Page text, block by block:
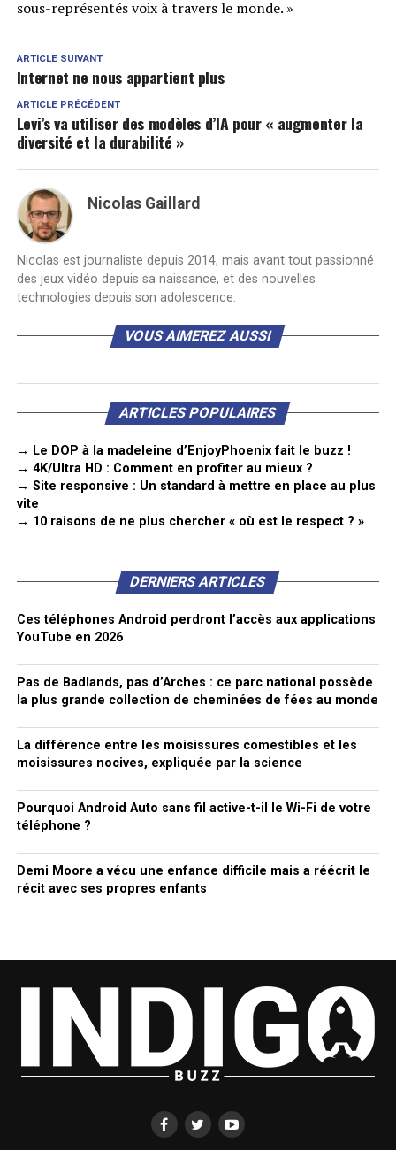
sous-représentés voix à travers le monde. »
ARTICLE SUIVANT
Internet ne nous appartient plus
ARTICLE PRÉCÉDENT
Levi’s va utiliser des modèles d’IA pour « augmenter la
diversité et la durabilité »
Nicolas Gaillard
Nicolas est journaliste depuis 2014, mais avant tout passionné
des jeux vidéo depuis sa naissance, et des nouvelles
technologies depuis son adolescence.
VOUS AIMEREZ AUSSI
ARTICLES POPULAIRES
→ Le DOP à la madeleine d’EnjoyPhoenix fait le buzz !
→ 4K/Ultra HD : Comment en profiter au mieux ?
→ Site responsive : Un standard à mettre en place au plus
vite
→ 10 raisons de ne plus chercher « où est le respect ? »
DERNIERS ARTICLES
Ces téléphones Android perdront l’accès aux applications
YouTube en 2026
Pas de Badlands, pas d’Arches : ce parc national possède
la plus grande collection de cheminées de fées au monde
La différence entre les moisissures comestibles et les
moisissures nocives, expliquée par la science
Pourquoi Android Auto sans fil active-t-il le Wi-Fi de votre
téléphone ?
Demi Moore a vécu une enfance difficile mais a réécrit le
récit avec ses propres enfants